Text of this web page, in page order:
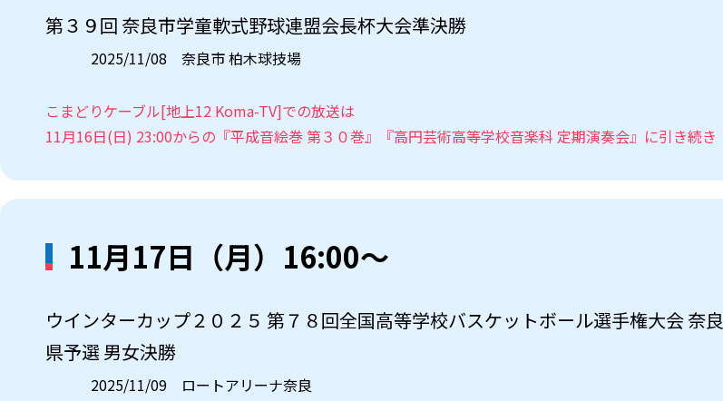
第３９回 奈良市学童軟式野球連盟会長杯大会準決勝
2025/11/08 奈良市 柏木球技場
こまどりケーブル[地上12 Koma-TV]での放送は
11月16日(日) 23:00からの『平成音絵巻 第３０巻』『高円芸術高等学校音楽科 定期演奏会』に引き続き
11月17日（月）16:00～
ウインターカップ２０２５ 第７８回全国高等学校バスケットボール選手権大会 奈良
県予選 男女決勝
2025/11/09 ロートアリーナ奈良